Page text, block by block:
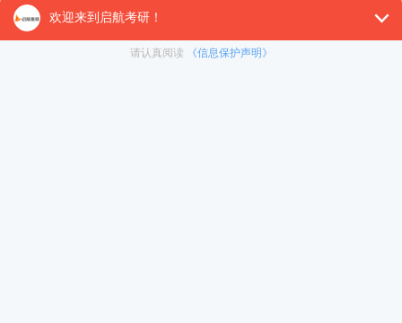
应用技术